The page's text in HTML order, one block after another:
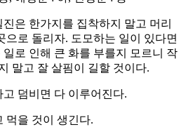
진은 한가지를 집착하지 말고 머리
으로 돌리자. 도모하는 일이 있다면
일로 인해 큰 화를 부를지 모르니 작
말고 잘 살핌이 길할 것이다.
덤비면 다 이루어진다.
먹을 것이 생긴다.